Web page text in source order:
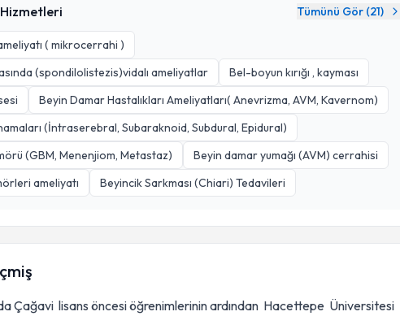
Hizmetleri Tümünü Gör (21)
ameliyatı ( mikrocerrahi )
(spondilolistezis)vidalı ameliyatlar
Bel-boyun kırığı , kayması
Beyin Damar Hastalıkları Ameliyatları( Anevrizma, AVM, Kavernom)
(İntraserebral, Subaraknoid, Subdural, Epidural)
(GBM, Menenjiom, Metastaz)
Beyin damar yumağı (AVM) cerrahisi
ameliyatı
Beyincik Sarkması (Chiari) Tedavileri
Çağavi lisans öncesi öğrenimlerinin ardından Hacettepe Üniversitesi